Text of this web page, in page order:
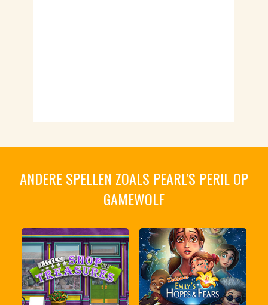
ANDERE SPELLEN ZOALS PEARL'S PERIL OP
GAMEWOLF